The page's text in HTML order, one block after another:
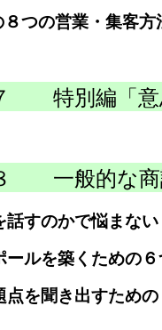
つの営業・集客
特別編「意
一般的な商
話すのかで悩まな
ールを築くための
点を聞き出すため